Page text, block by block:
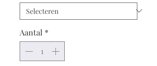
Aantal *